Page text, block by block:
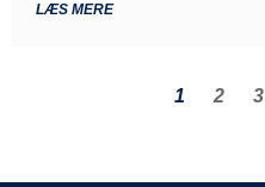
LÆS MERE
1 2 3